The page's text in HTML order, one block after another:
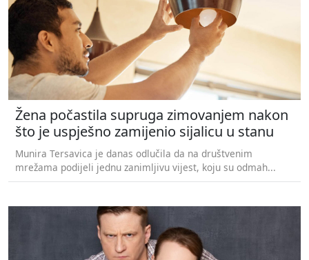
Žena počastila supruga zimovanjem nakon
što je uspješno zamijenio sijalicu u stanu
Munira Tersavica je danas odlučila da na društvenim
mrežama podijeli jednu zanimljivu vijest, koju su odmah...